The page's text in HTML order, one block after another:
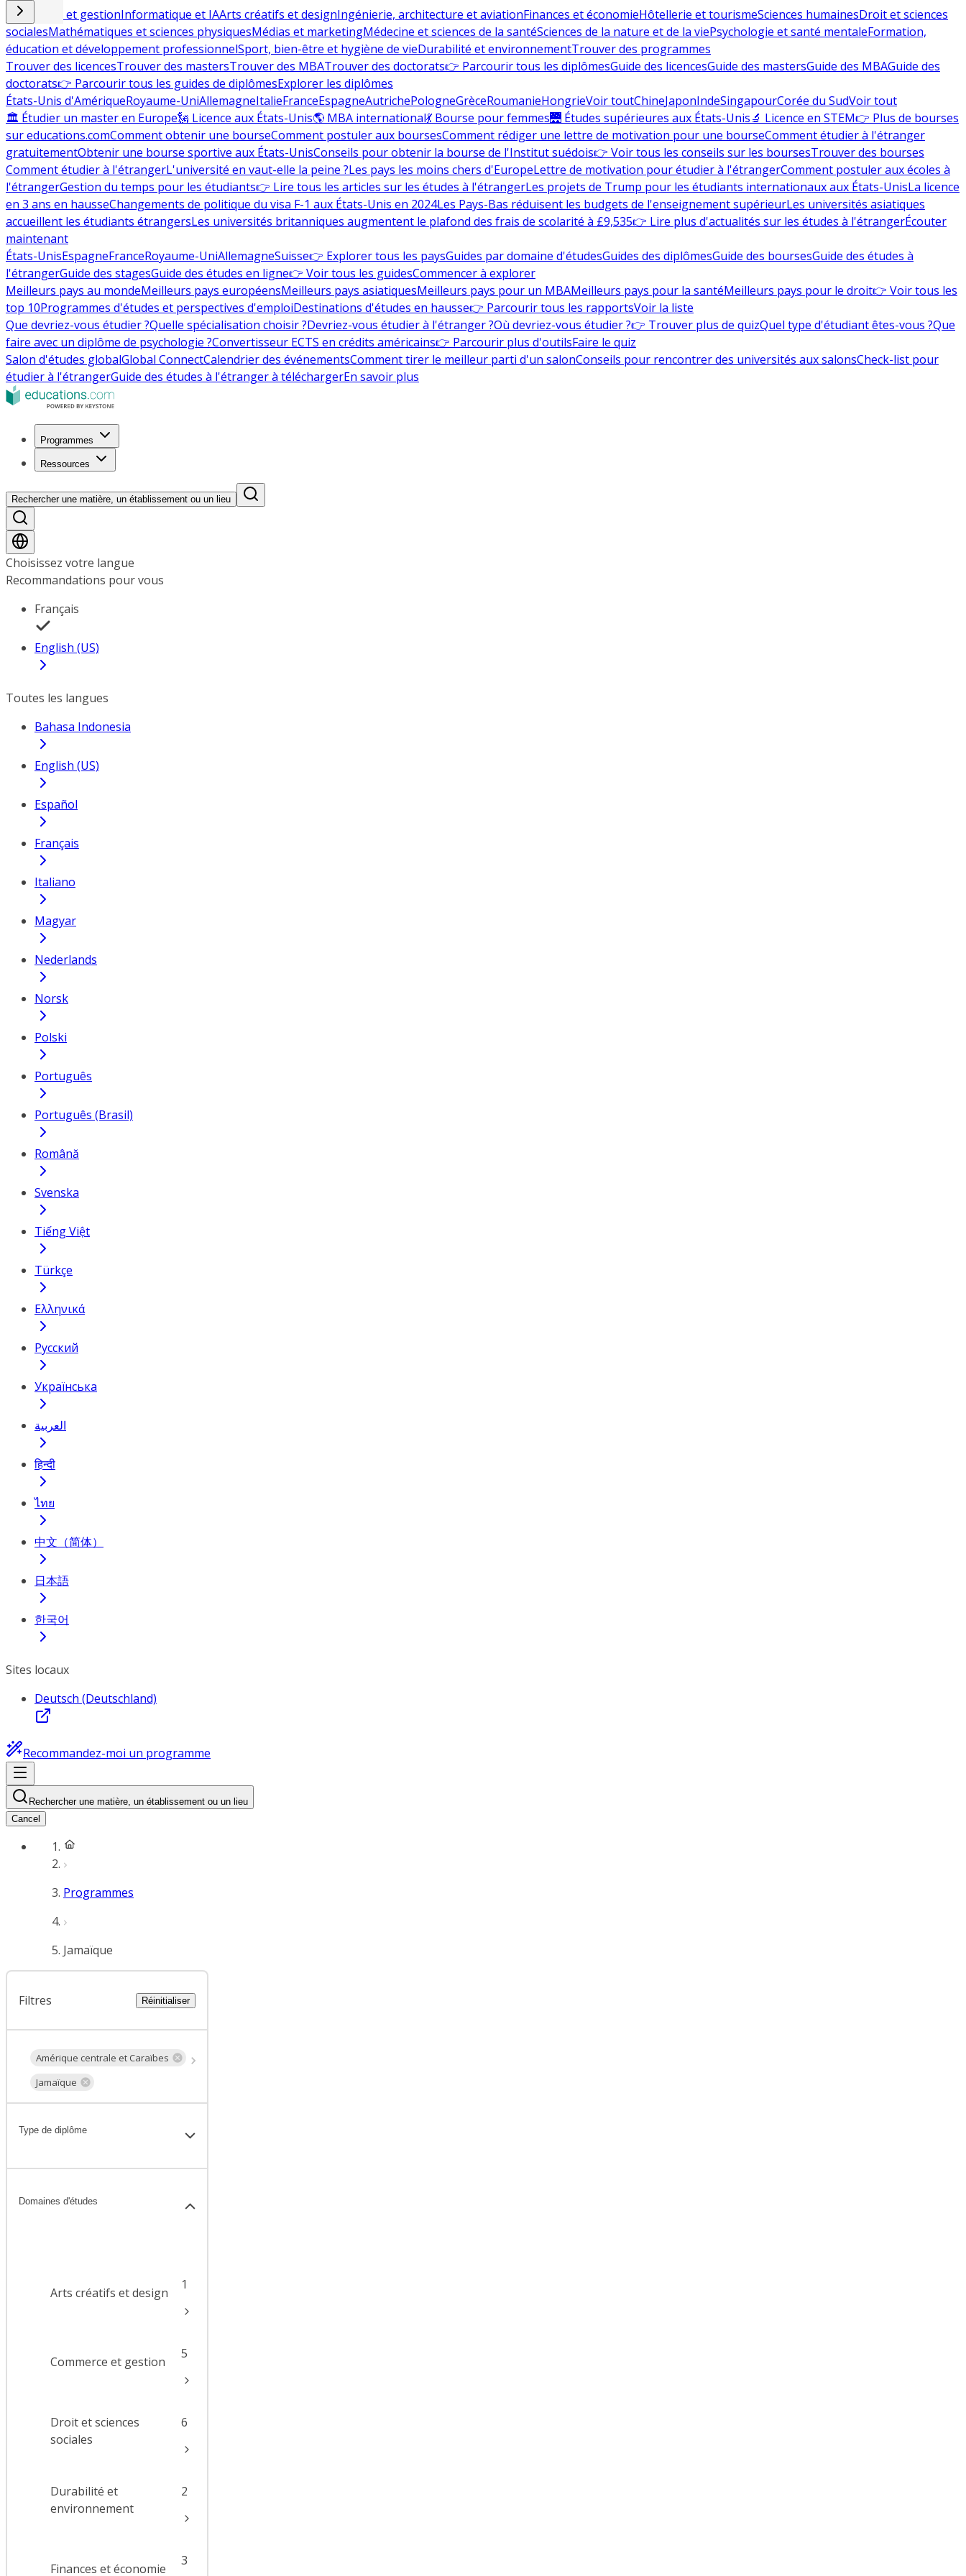
Commerce et gestionInformatique et IAArts créatifs et designIngénierie, architecture et aviationFinances et économieHôtellerie et tourismeSciences humainesDroit et sciences
socialesMathématiques et sciences physiquesMédias et marketingMédecine et sciences de la santéSciences de la nature et de la viePsychologie et santé mentaleFormation,
éducation et développement professionnelSport, bien-être et hygiène de vieDurabilité et environnementTrouver des programmes
Trouver des licencesTrouver des mastersTrouver des MBATrouver des doctorats👉 Parcourir tous les diplômesGuide des licencesGuide des mastersGuide des MBAGuide des
doctorats👉 Parcourir tous les guides de diplômesExplorer les diplômes
États-Unis d'AmériqueRoyaume-UniAllemagneItalieFranceEspagneAutrichePologneGrèceRoumanieHongrieVoir toutChineJaponIndeSingapourCorée du SudVoir tout
🏛 Étudier un master en Europe🗽 Licence aux États-Unis🌎 MBA international💃 Bourse pour femmes🌉 Études supérieures aux États-Unis🔬 Licence en STEM👉 Plus de bourses
sur educations.comComment obtenir une bourseComment postuler aux boursesComment rédiger une lettre de motivation pour une bourseComment étudier à l'étranger
gratuitementObtenir une bourse sportive aux États-UnisConseils pour obtenir la bourse de l'Institut suédois👉 Voir tous les conseils sur les boursesTrouver des bourses
Comment étudier à l'étrangerL'université en vaut-elle la peine ?Les pays les moins chers d'EuropeLettre de motivation pour étudier à l'étrangerComment postuler aux écoles à
l'étrangerGestion du temps pour les étudiants👉 Lire tous les articles sur les études à l'étrangerLes projets de Trump pour les étudiants internationaux aux États-UnisLa licence
en 3 ans en hausseChangements de politique du visa F-1 aux États-Unis en 2024Les Pays-Bas réduisent les budgets de l'enseignement supérieurLes universités asiatiques
accueillent les étudiants étrangersLes universités britanniques augmentent le plafond des frais de scolarité à £9,535👉 Lire plus d'actualités sur les études à l'étrangerÉcouter
maintenant
États-UnisEspagneFranceRoyaume-UniAllemagneSuisse👉 Explorer tous les paysGuides par domaine d'étudesGuides des diplômesGuide des boursesGuide des études à
l'étrangerGuide des stagesGuide des études en ligne👉 Voir tous les guidesCommencer à explorer
Meilleurs pays au mondeMeilleurs pays européensMeilleurs pays asiatiquesMeilleurs pays pour un MBAMeilleurs pays pour la santéMeilleurs pays pour le droit👉 Voir tous les
top 10Programmes d'études et perspectives d'emploiDestinations d'études en hausse👉 Parcourir tous les rapportsVoir la liste
Que devriez-vous étudier ?Quelle spécialisation choisir ?Devriez-vous étudier à l'étranger ?Où devriez-vous étudier ?👉 Trouver plus de quizQuel type d'étudiant êtes-vous ?Que
faire avec un diplôme de psychologie ?Convertisseur ECTS en crédits américains👉 Parcourir plus d'outilsFaire le quiz
Salon d'études globalGlobal ConnectCalendrier des événementsComment tirer le meilleur parti d'un salonConseils pour rencontrer des universités aux salonsCheck-list pour
étudier à l'étrangerGuide des études à l'étranger à téléchargerEn savoir plus
Programmes
Ressources
Rechercher une matière, un établissement ou un lieu
Choisissez votre langue
Recommandations pour vous
Français
English (US)
Toutes les langues
Bahasa Indonesia
English (US)
Español
Français
Italiano
Magyar
Nederlands
Norsk
Polski
Português
Português (Brasil)
Română
Svenska
Tiếng Việt
Türkçe
Ελληνικά
Русский
Українська
العربية
हिन्दी
ไทย
中文（简体）
日本語
한국어
Sites locaux
Deutsch (Deutschland)
Recommandez-moi un programme
Rechercher une matière, un établissement ou un lieu
Cancel
Programmes
Jamaïque
Filtres Réinitialiser
Amérique centrale et Caraïbes
Jamaïque
Type de diplôme
Domaines d'études
Arts créatifs et design
1
Commerce et gestion
5
Droit et sciences
sociales
6
Durabilité et
environnement
2
Finances et économie
3